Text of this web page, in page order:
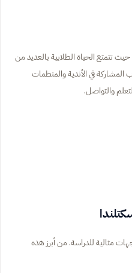
حيث تتمتع الحياة الطلابية بالعديد من
المشاركة في الأندية والمنظمات
والتواصل.
مثالية للدراسة. من أبرز هذه